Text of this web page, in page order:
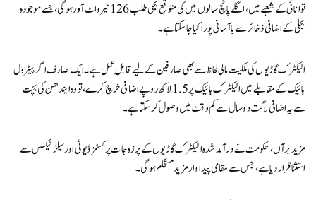
توانائی کے شعبے میں، اگلے پانچ سالوں میں کی متوقع بجلی طلب 126 ٹیرواٹ آور ہو گی، جسے موجودہ
بجلی کے اضافی ذخائر سے باآسانی پورا کیا جا سکتا ہے۔
الیکٹرک گاڑیوں کی ملکیت مالی لحاظ سے بھی صارفین کے لیے قابلِ عمل ہے۔ ایک صارف اگر پیٹرول
بائیک کے مقابلے میں الیکٹرک بائیک پر 1.5 لاکھ روپے اضافی خرچ کرے، تو وہ ایندھن کی بچت
سے یہ اضافی لاگت دو سال سے کم وقت میں وصول کر سکتا ہے۔
مزید برآں، حکومت نے درآمد شدہ الیکٹرک گاڑیوں کے پرزہ جات پر کسٹمز ڈیوٹی اور سیلز ٹیکس سے
استثنا قرار دیا ہے، جس سے مقامی پیداوار مزید مستحکم ہوگی۔